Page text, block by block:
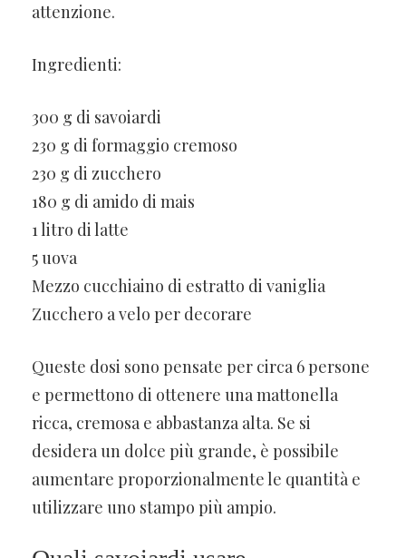
attenzione.
Ingredienti:
300 g di savoiardi
230 g di formaggio cremoso
230 g di zucchero
180 g di amido di mais
1 litro di latte
5 uova
Mezzo cucchiaino di estratto di vaniglia
Zucchero a velo per decorare
Queste dosi sono pensate per circa 6 persone
e permettono di ottenere una mattonella
ricca, cremosa e abbastanza alta. Se si
desidera un dolce più grande, è possibile
aumentare proporzionalmente le quantità e
utilizzare uno stampo più ampio.